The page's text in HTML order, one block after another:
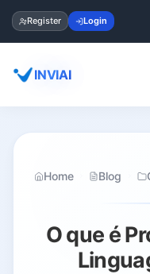
Register Login
INVIAI
Home Blog
O que é